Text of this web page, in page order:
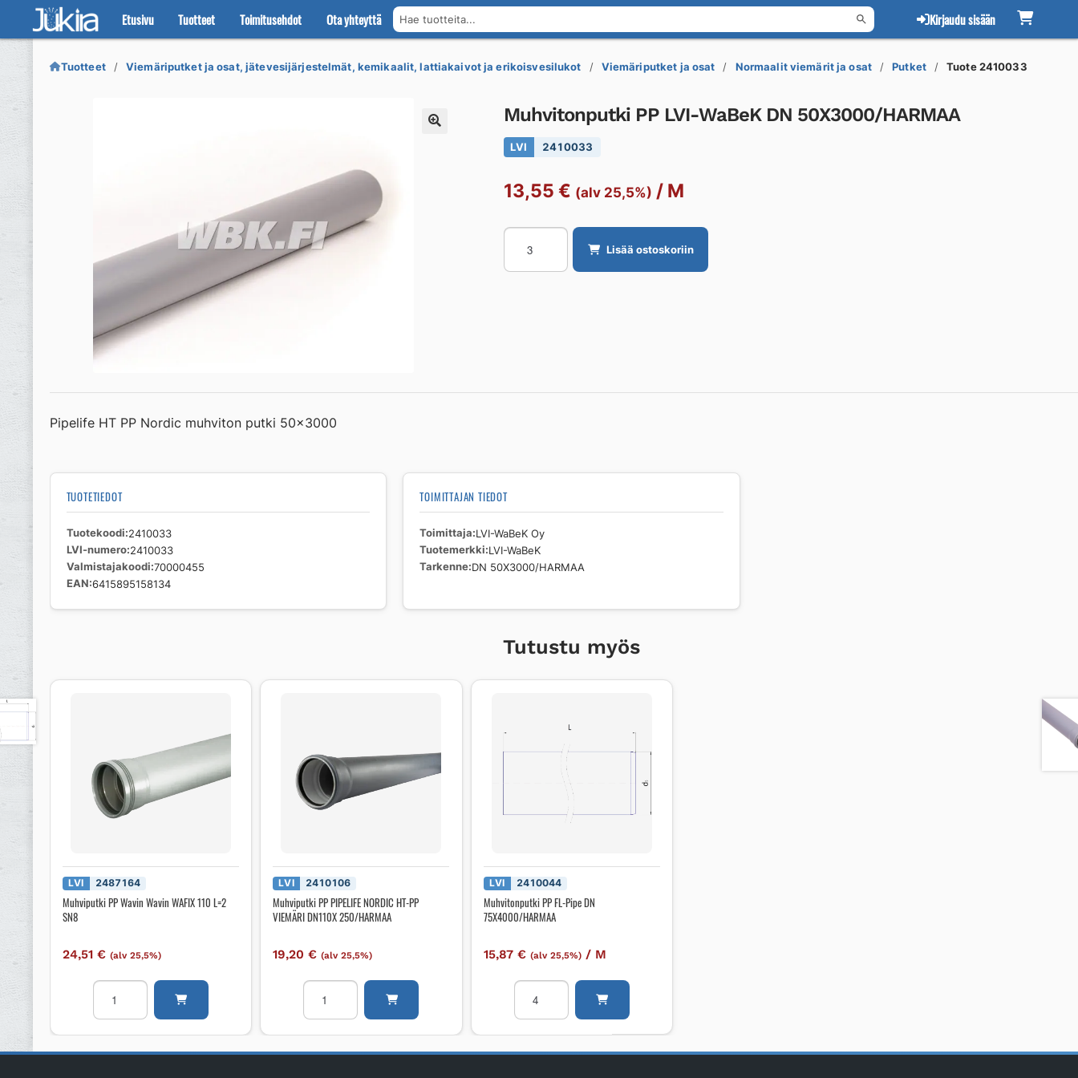
Etusivu Tuotteet Toimitusehdot Ota yhteyttä Hae tuotteita... Kirjaudu sisään
Siirry
navigointiin
Siirry
sisältöön
Tuotteet Viemäriputket ja osat, jätevesijärjestelmät, kemikaalit, lattiakaivot ja erikoisvesilukot Viemäriputket ja osat Normaalit viemärit ja osat Putket Tuote 2410033
Muhvitonputki PP LVI-WaBeK DN 50X3000/HARMAA
LVI 2410033
13,55 € (alv 25,5%) / M
Muhvitonputki
LVI-
Lisää ostoskoriin
Pipelife HT PP Nordic muhviton putki 50×3000
TUOTETIEDOT
Tuotekoodi 2410033
LVI-numero 2410033
Valmistajakoodi 70000455
EAN 6415895158134
TOIMITTAJAN TIEDOT
Toimittaja LVI-WaBeK Oy
Tuotemerkki LVI-WaBeK
Tarkenne DN 50X3000/HARMAA
Tutustu myös
LVI 2487164
Muhviputki PP Wavin Wavin WAFIX 110 L=2
SN8
24,51€ (alv 25,5%)
Muhviputki
Wavin
WAFIX
LVI 2410106
Muhviputki PP PIPELIFE NORDIC HT-PP
VIEMÄRI DN110X 250/HARMAA
19,20€ (alv 25,5%)
Muhviputki
PIPELIFE
HT-
LVI 2410044
Muhvitonputki PP FL-Pipe DN
75X4000/HARMAA
15,87 € (alv 25,5%)/ M
Muhvitonputki
FL-
DN